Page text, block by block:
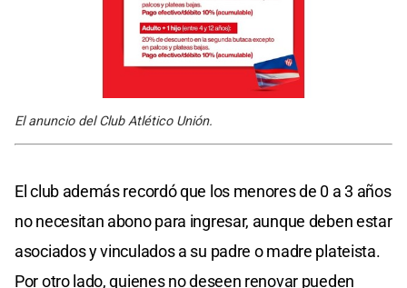
El anuncio del Club Atlético Unión.
El club además recordó que los menores de 0 a 3 años
no necesitan abono para ingresar, aunque deben estar
asociados y vinculados a su padre o madre plateista.
Por otro lado, quienes no deseen renovar pueden